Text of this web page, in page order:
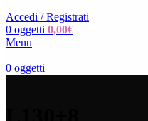
Accedi / Registrati
0 oggetti 0,00€
Menu
0 oggetti